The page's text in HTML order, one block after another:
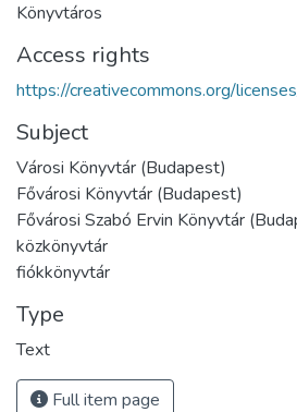
Könyvtáros
Access rights
https://creativecommons.org/
Subject
Városi Könyvtár (Budapest)
Fővárosi Könyvtár (Budapest)
Fővárosi Szabó Ervin Könyvtár
közkönyvtár
fiókkönyvtár
Type
Text
Full item page